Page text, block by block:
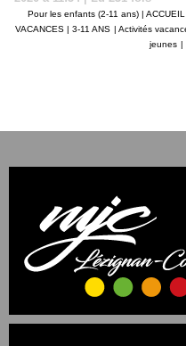
Pour les enfants (2-11 ans) |
VACANCES | 3-11 ANS | Activités
jeunes |